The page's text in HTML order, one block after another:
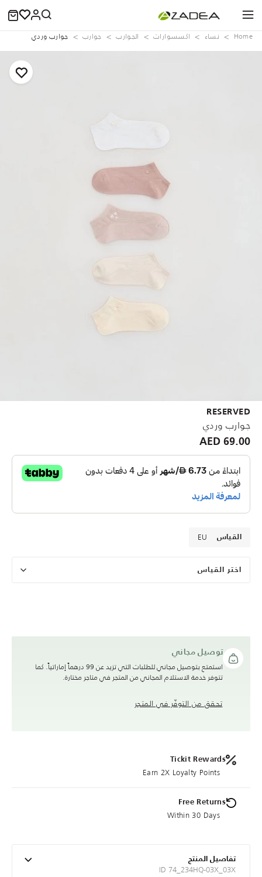
Home نساء اكسسوارات الجوارب جوارب جوارب وردي
RESERVED
جوارب وردي
69.00 AED
القياس EU
اختر القياس
توصيل مجاني
استمتع بتوصيل مجاني للطلبات التي تزيد عن 99 درهماً إماراتياً. كما
تتوفر خدمة الاستلام المجاني من المتجر في متاجر مختارة.
تحقق من التوفّر في المتجر
Tickit Rewards
Earn 2X Loyalty Points
Free Returns
Within 30 Days
تفاصيل المنتج
ID 74_234HQ-03X_03X